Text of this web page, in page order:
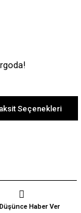
Seçenekleri
Haber Ver